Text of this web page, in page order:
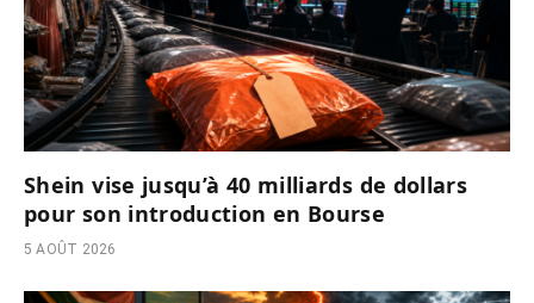
Shein vise jusqu’à 40 milliards de dollars
pour son introduction en Bourse
5 AOÛT 2026